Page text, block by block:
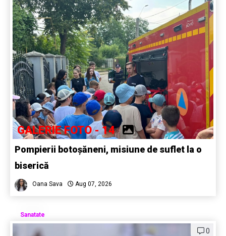
GALERIE FOTO - 14
Pompierii botoșăneni, misiune de suflet la o
biserică
Oana Sava Aug 07, 2026
Sanatate
0